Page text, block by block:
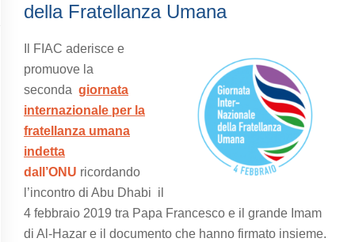
della Fratellanza Umana
Il FIAC aderisce e
promuove la
seconda giornata
internazionale per la
fratellanza umana
indetta
dall’ONU ricordando
l’incontro di Abu Dhabi il
4 febbraio 2019 tra Papa Francesco e il grande Imam
di Al-Hazar e il documento che hanno firmato insieme.